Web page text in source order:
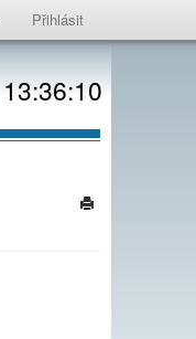
Přihlásit
13:36:10